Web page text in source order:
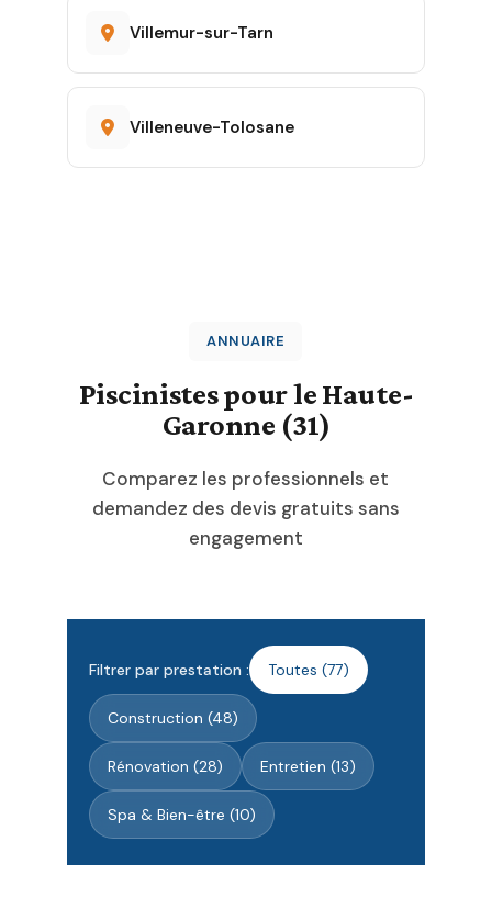
Villemur-sur-Tarn
Villeneuve-Tolosane
ANNUAIRE
Piscinistes pour le Haute-
Garonne (31)
Comparez les professionnels et
demandez des devis gratuits sans
engagement
Filtrer par prestation : Toutes (77)
Construction (48)
Rénovation (28) Entretien (13)
Spa & Bien-être (10)